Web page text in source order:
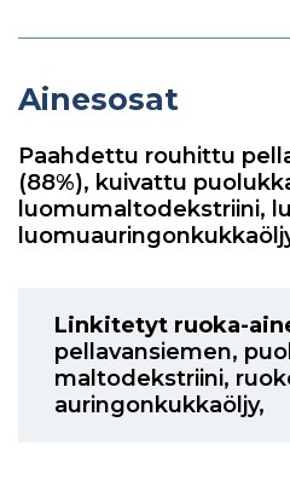
Ainesosat
Paahdettu rouhittu
(88%), kuivattu
luomumaltodekstriini,
Linkitetyt ruoka-
pellavansiemen,
maltodekstriini,
auringonkukkaöljy,